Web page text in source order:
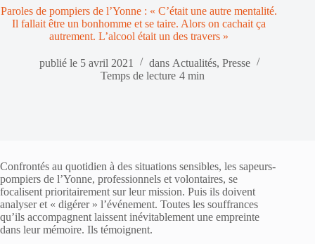
Paroles de pompiers de l’Yonne : « C’était une autre mentalité.
Il fallait être un bonhomme et se taire. Alors on cachait ça
autrement. L’alcool était un des travers »
publié le 5 avril 2021 dans Actualités,Presse
Temps de lecture 4 min
Confrontés au quotidien à des situations sensibles, les sapeurs-
pompiers de l’Yonne, professionnels et volontaires, se
focalisent prioritairement sur leur mission. Puis ils doivent
analyser et « digérer » l’événement. Toutes les souffrances
qu’ils accompagnent laissent inévitablement une empreinte
dans leur mémoire. Ils témoignent.